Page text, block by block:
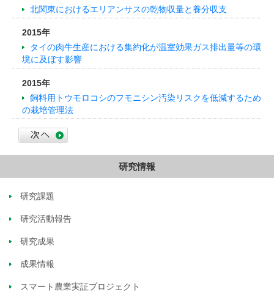
北関東におけるエリアンサスの乾物収量と養分収支
2015年
タイの肉牛生産における集約化が温室効果ガス排出量等の環
境に及ぼす影響
2015年
飼料用トウモロコシのフモニシン汚染リスクを低減するため
の栽培管理法
研究情報
研究課題
研究活動報告
研究成果
成果情報
スマート農業実証プロジェクト